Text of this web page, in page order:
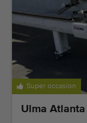
Super occasion
Ulma